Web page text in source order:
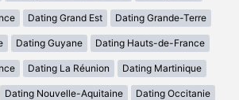
Dating Grand Est Dating Grande-Terre
Dating Guyane Dating Hauts-de-France
Dating La Réunion Dating Martinique
Dating Nouvelle-Aquitaine Dating Occitanie